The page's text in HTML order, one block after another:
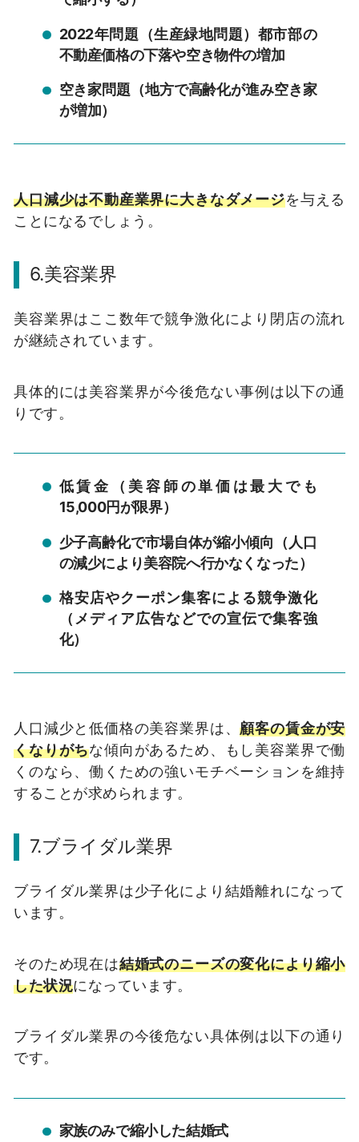
2022年問題（生産緑地問題）都市部の
不動産価格の下落や空き物件の増加
空き家問題（地方で高齢化が進み空き家
が増加）
人口減少は不動産業界に大きなダメージを与える
ことになるでしょう。
6.美容業界
美容業界はここ数年で競争激化により閉店の流れ
が継続されています。
具体的には美容業界が今後危ない事例は以下の通
りです。
低賃金（美容師の単価は最大でも
15,000円が限界）
少子高齢化で市場自体が縮小傾向（人口
の減少により美容院へ行かなくなった）
格安店やクーポン集客による競争激化
（メディア広告などでの宣伝で集客強
化）
人口減少と低価格の美容業界は、顧客の賃金が安
くなりがちな傾向があるため、もし美容業界で働
くのなら、働くための強いモチベーションを維持
することが求められます。
7.ブライダル業界
ブライダル業界は少子化により結婚離れになって
います。
そのため現在は結婚式のニーズの変化により縮小
した状況になっています。
ブライダル業界の今後危ない具体例は以下の通り
です。
家族のみで縮小した結婚式